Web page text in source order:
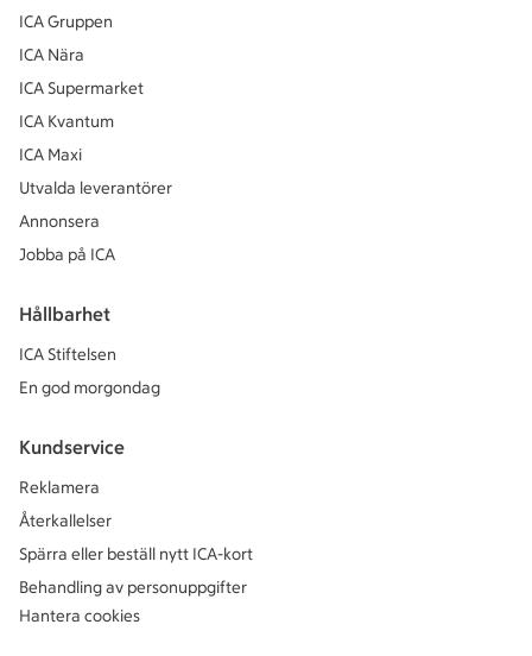
ICA Gruppen
ICA Nära
ICA Supermarket
ICA Kvantum
ICA Maxi
Utvalda leverantörer
Annonsera
Jobba på ICA
Hållbarhet
ICA Stiftelsen
En god morgondag
Kundservice
Reklamera
Återkallelser
Spärra eller beställ nytt ICA-kort
Behandling av personuppgifter
Hantera cookies